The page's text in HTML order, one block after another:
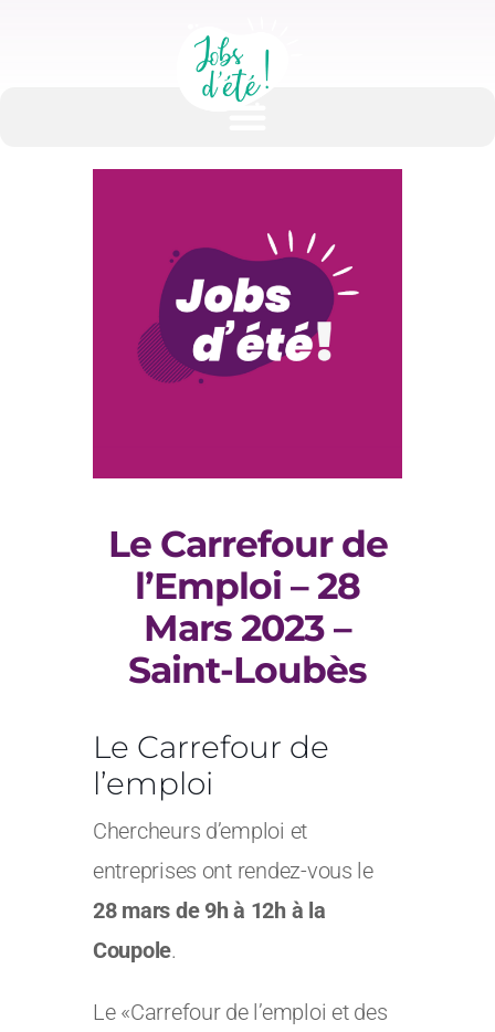
Le Carrefour de
l’Emploi – 28
Mars 2023 –
Saint-Loubès
Le Carrefour de
l’emploi
Chercheurs d’emploi et
entreprises ont rendez-vous le
28 mars de 9h à 12h à la
Coupole.
Le «Carrefour de l’emploi et des